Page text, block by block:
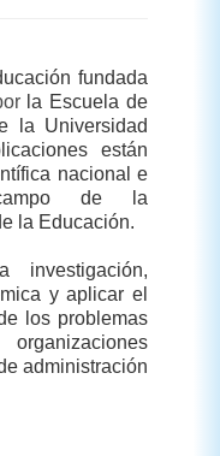
fundada
la Escuela de
la Universidad
están
nacional e
de la
la Educación.
investigación,
y aplicar el
los problemas
administración